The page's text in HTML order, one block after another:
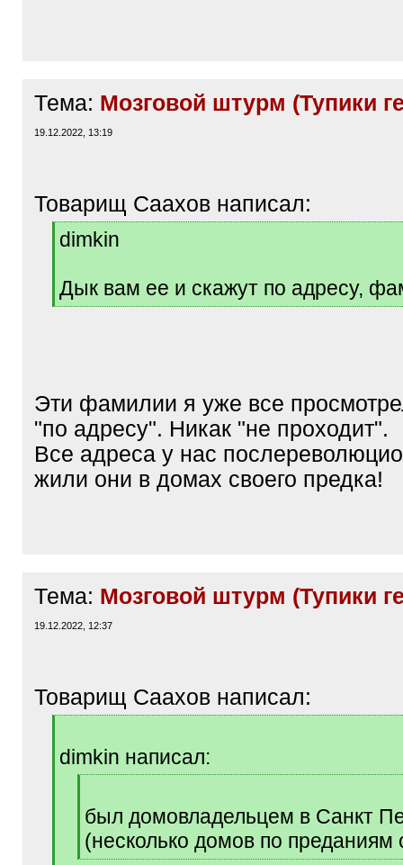
Тема: Мозговой штурм (Тупики
19.12.2022, 13:19
Товарищ Саахов написал:
[
q
dimkin
Дык вам ее и скажут по адресу,
[
Эти фамилии я уже все
"по адресу". Никак "не проходит".
Все адреса у нас
жили они в домах своего предка!
Тема: Мозговой штурм (Тупики
19.12.2022, 12:37
Товарищ Саахов написал:
]dimkin написал:
]был домовладельцем в Санкт
(несколько домов по преданиям
[